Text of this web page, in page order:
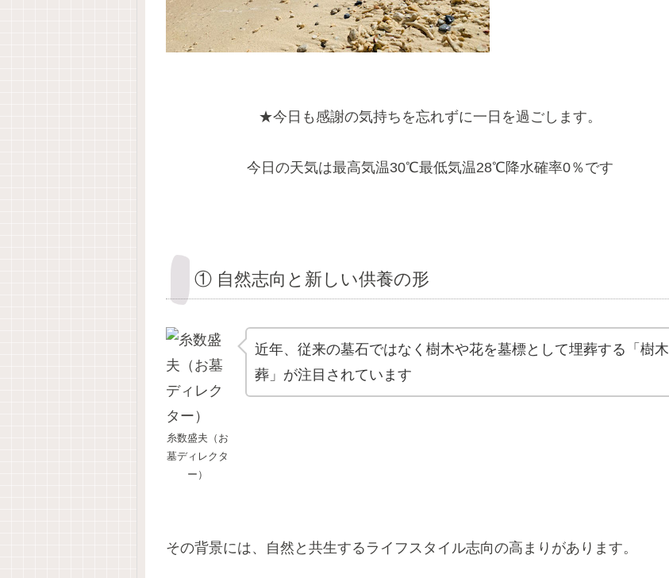
★今日も感謝の気持ちを忘れずに一日を過ごします。
今日の天気は最高気温30℃最低気温28℃降水確率0％です
① 自然志向と新しい供養の形
糸数盛夫（お
墓ディレクタ
ー）
近年、従来の墓石ではなく樹木や花を墓標として埋葬する「樹木
葬」が注目されています
その背景には、自然と共生するライフスタイル志向の高まりがあります。